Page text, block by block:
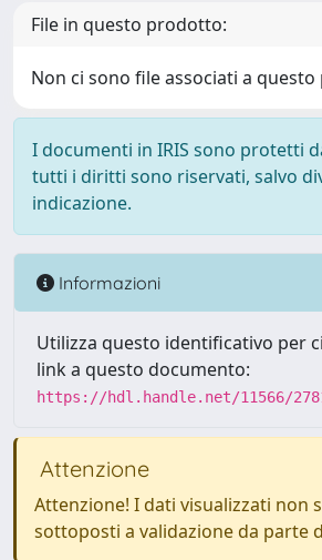
File in questo prodotto:
Non ci sono file associati a
I documenti in IRIS sono protetti
tutti i diritti sono riservati, salvo
indicazione.
Informazioni
Utilizza questo identificativo per
link a questo documento:
https://hdl.handle.net/11566/
Attenzione
Attenzione! I dati visualizzati non
sottoposti a validazione da parte